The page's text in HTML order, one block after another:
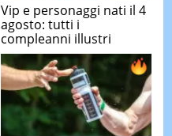
Vip e personaggi nati il 4
agosto: tutti i
compleanni illustri